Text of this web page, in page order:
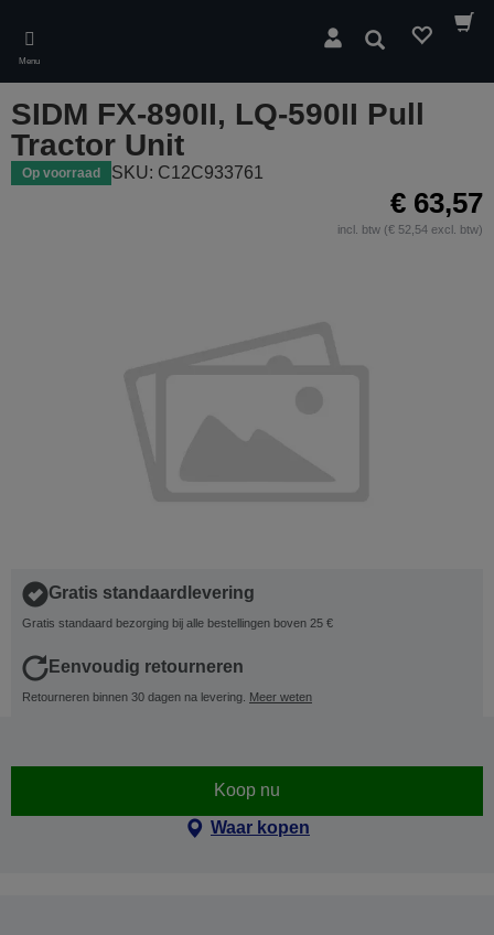
main
content
Menu
Zoeken
SIDM FX-890II, LQ-590II Pull
Tractor Unit
Op voorraad SKU: C12C933761
€ 63,57
incl. btw (€ 52,54 excl. btw)
Gratis standaardlevering
Gratis standaard bezorging bij alle bestellingen boven 25 €
Eenvoudig retourneren
Retourneren binnen 30 dagen na levering. Meer weten
Koop nu
Waar kopen